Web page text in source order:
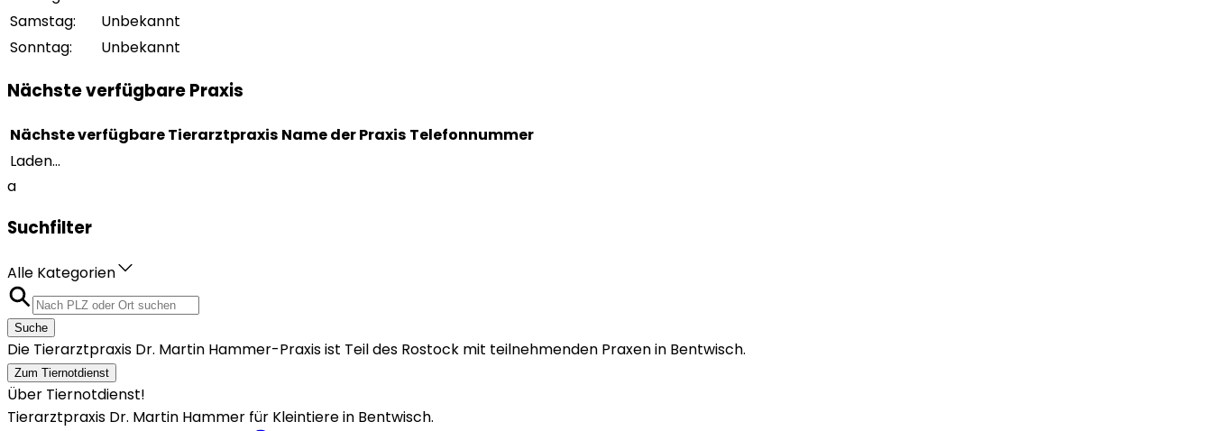
Samstag:
Unbekannt
Sonntag: Unbekannt
Nächste verfügbare Praxis
Nächste verfügbare Tierarztpraxis Name der Praxis Telefonnummer
Laden...
a
Suchfilter
Alle Kategorien
Suche
Die Tierarztpraxis Dr. Martin Hammer-Praxis ist Teil des Rostock mit teilnehmenden Praxen in Bentwisch.
Zum Tiernotdienst
Über Tiernotdienst!
Tierarztpraxis Dr. Martin Hammer für Kleintiere in Bentwisch.